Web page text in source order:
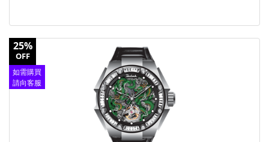
25%
OFF
如需購買
請向客服